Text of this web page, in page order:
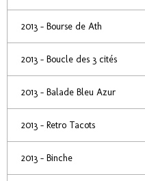
2013 - Bourse de Ath
2013 - Boucle des 3 cités
2013 - Balade Bleu Azur
2013 - Retro Tacots
2013 - Binche